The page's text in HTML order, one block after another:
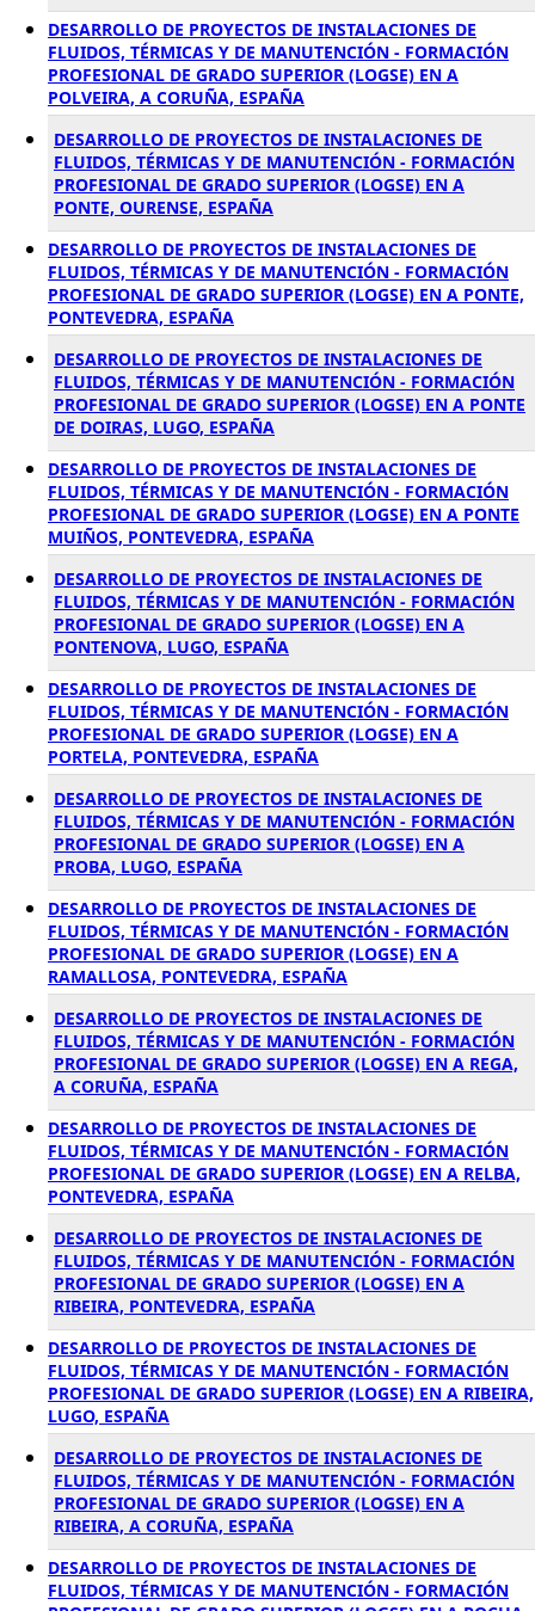
DESARROLLO DE PROYECTOS DE INSTALACIONES DE
FLUIDOS, TÉRMICAS Y DE MANUTENCIÓN - FORMACIÓN
PROFESIONAL DE GRADO SUPERIOR (LOGSE) EN A
POLVEIRA, A CORUÑA, ESPAÑA
DESARROLLO DE PROYECTOS DE INSTALACIONES DE
FLUIDOS, TÉRMICAS Y DE MANUTENCIÓN - FORMACIÓN
PROFESIONAL DE GRADO SUPERIOR (LOGSE) EN A
PONTE, OURENSE, ESPAÑA
DESARROLLO DE PROYECTOS DE INSTALACIONES DE
FLUIDOS, TÉRMICAS Y DE MANUTENCIÓN - FORMACIÓN
PROFESIONAL DE GRADO SUPERIOR (LOGSE) EN A PONTE,
PONTEVEDRA, ESPAÑA
DESARROLLO DE PROYECTOS DE INSTALACIONES DE
FLUIDOS, TÉRMICAS Y DE MANUTENCIÓN - FORMACIÓN
PROFESIONAL DE GRADO SUPERIOR (LOGSE) EN A PONTE
DE DOIRAS, LUGO, ESPAÑA
DESARROLLO DE PROYECTOS DE INSTALACIONES DE
FLUIDOS, TÉRMICAS Y DE MANUTENCIÓN - FORMACIÓN
PROFESIONAL DE GRADO SUPERIOR (LOGSE) EN A PONTE
MUIÑOS, PONTEVEDRA, ESPAÑA
DESARROLLO DE PROYECTOS DE INSTALACIONES DE
FLUIDOS, TÉRMICAS Y DE MANUTENCIÓN - FORMACIÓN
PROFESIONAL DE GRADO SUPERIOR (LOGSE) EN A
PONTENOVA, LUGO, ESPAÑA
DESARROLLO DE PROYECTOS DE INSTALACIONES DE
FLUIDOS, TÉRMICAS Y DE MANUTENCIÓN - FORMACIÓN
PROFESIONAL DE GRADO SUPERIOR (LOGSE) EN A
PORTELA, PONTEVEDRA, ESPAÑA
DESARROLLO DE PROYECTOS DE INSTALACIONES DE
FLUIDOS, TÉRMICAS Y DE MANUTENCIÓN - FORMACIÓN
PROFESIONAL DE GRADO SUPERIOR (LOGSE) EN A
PROBA, LUGO, ESPAÑA
DESARROLLO DE PROYECTOS DE INSTALACIONES DE
FLUIDOS, TÉRMICAS Y DE MANUTENCIÓN - FORMACIÓN
PROFESIONAL DE GRADO SUPERIOR (LOGSE) EN A
RAMALLOSA, PONTEVEDRA, ESPAÑA
DESARROLLO DE PROYECTOS DE INSTALACIONES DE
FLUIDOS, TÉRMICAS Y DE MANUTENCIÓN - FORMACIÓN
PROFESIONAL DE GRADO SUPERIOR (LOGSE) EN A REGA,
A CORUÑA, ESPAÑA
DESARROLLO DE PROYECTOS DE INSTALACIONES DE
FLUIDOS, TÉRMICAS Y DE MANUTENCIÓN - FORMACIÓN
PROFESIONAL DE GRADO SUPERIOR (LOGSE) EN A RELBA,
PONTEVEDRA, ESPAÑA
DESARROLLO DE PROYECTOS DE INSTALACIONES DE
FLUIDOS, TÉRMICAS Y DE MANUTENCIÓN - FORMACIÓN
PROFESIONAL DE GRADO SUPERIOR (LOGSE) EN A
RIBEIRA, PONTEVEDRA, ESPAÑA
DESARROLLO DE PROYECTOS DE INSTALACIONES DE
FLUIDOS, TÉRMICAS Y DE MANUTENCIÓN - FORMACIÓN
PROFESIONAL DE GRADO SUPERIOR (LOGSE) EN A RIBEIRA,
LUGO, ESPAÑA
DESARROLLO DE PROYECTOS DE INSTALACIONES DE
FLUIDOS, TÉRMICAS Y DE MANUTENCIÓN - FORMACIÓN
PROFESIONAL DE GRADO SUPERIOR (LOGSE) EN A
RIBEIRA, A CORUÑA, ESPAÑA
DESARROLLO DE PROYECTOS DE INSTALACIONES DE
FLUIDOS, TÉRMICAS Y DE MANUTENCIÓN - FORMACIÓN